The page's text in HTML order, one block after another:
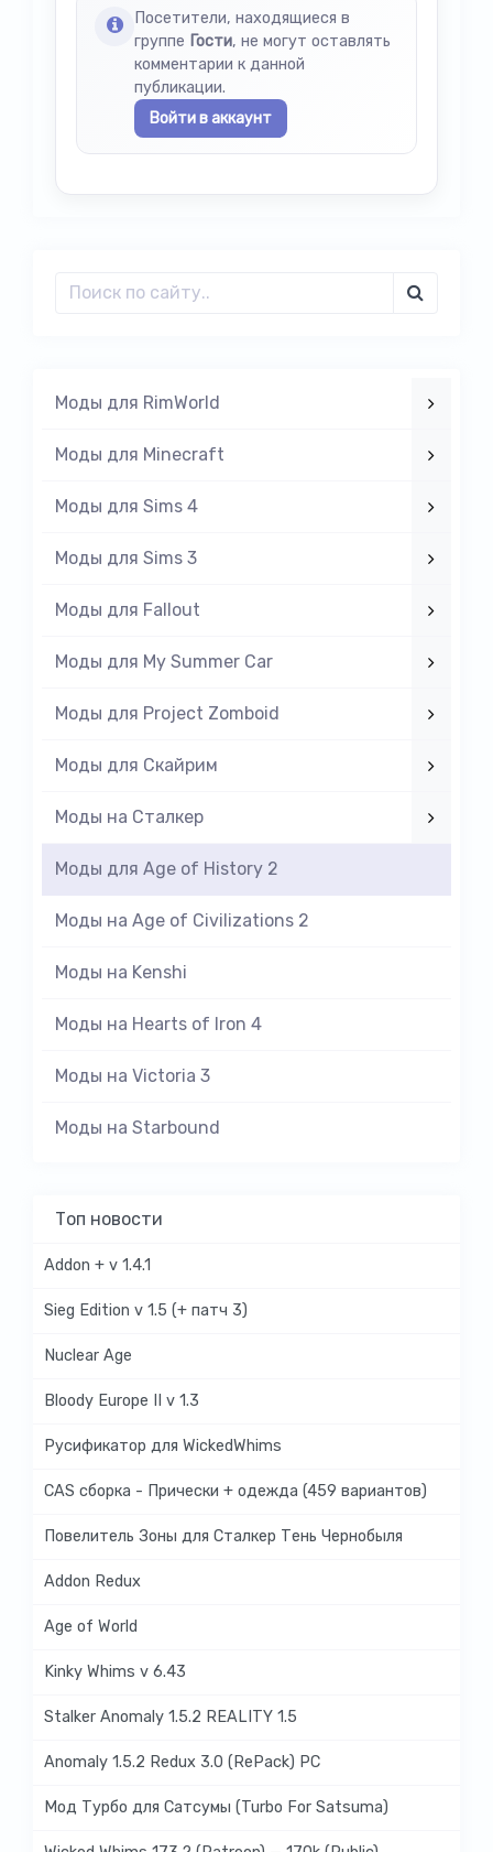
Посетители, находящиеся в
группе Гости, не могут оставлять
комментарии к данной
публикации.
Войти в аккаунт
Моды для RimWorld
Моды для Minecraft
Моды для Sims 4
Моды для Sims 3
Моды для Fallout
Моды для My Summer Car
Моды для Project Zomboid
Моды для Скайрим
Моды на Cталкер
Моды для Age of History 2
Моды на Age of Civilizations 2
Моды на Kenshi
Моды на Hearts of Iron 4
Моды на Victoria 3
Моды на Starbound
Топ новости
Addon + v 1.4.1
Sieg Edition v 1.5 (+ патч 3)
Nuclear Age
Bloody Europe II v 1.3
Русификатор для WickedWhims
CAS сборка - Прически + одежда (459 вариантов)
Повелитель Зоны для Сталкер Тень Чернобыля
Addon Redux
Age of World
Kinky Whims v 6.43
Stalker Anomaly 1.5.2 REALITY 1.5
Anomaly 1.5.2 Redux 3.0 (RePack) PC
Мод Турбо для Сатсумы (Turbo For Satsuma)